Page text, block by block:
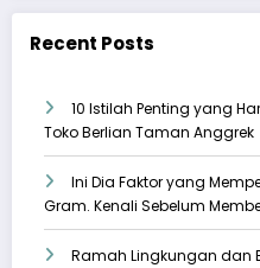
Recent Posts
10 Istilah Penting yang
Toko Berlian Taman Anggrek
Ini Dia Faktor yang
Gram. Kenali Sebelum
Ramah Lingkungan dan